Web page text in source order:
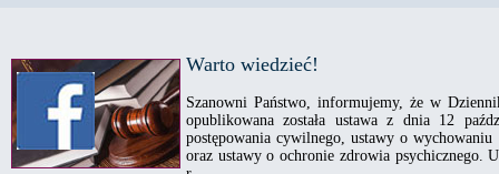
Warto wiedzieć!
Szanowni Państwo, informujemy, że w
opublikowana została ustawa z dnia 12
postępowania cywilnego, ustawy o
oraz ustawy o ochronie zdrowia psychicznego.